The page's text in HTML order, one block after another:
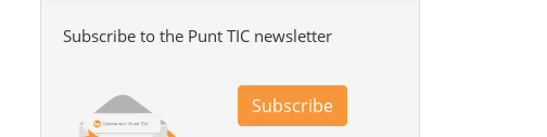
Subscribe to the Punt TIC newsletter
Subscribe